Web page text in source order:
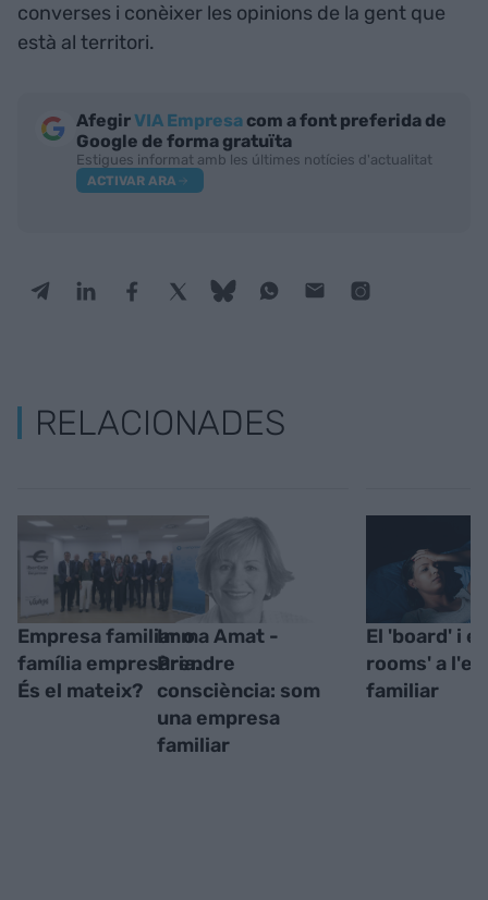
converses i conèixer les opinions de la gent que
està al territori.
AfegirVIA Empresa com a font preferida de
Google de forma gratuïta
Estigues informat amb les últimes notícies d'actualitat
ACTIVAR ARA
RELACIONADES
Empresa familiar o
família empresària.
És el mateix?
Imma Amat -
Prendre
consciència: som
una empresa
familiar
El 'board' i
rooms' a
familiar